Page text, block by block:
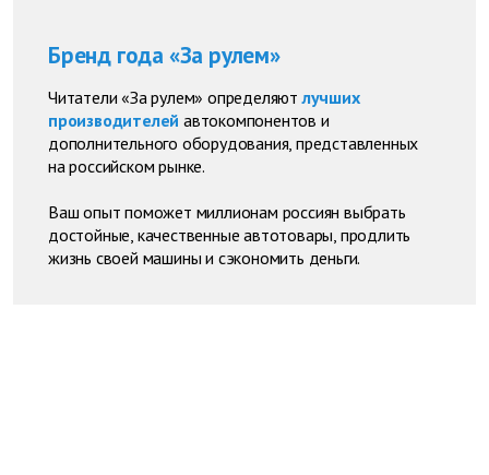
Бренд года «За рулем»
Читатели «За рулем» определяют лучших
производителей автокомпонентов и
дополнительного оборудования, представленных
на российском рынке.
Ваш опыт поможет миллионам россиян выбрать
достойные, качественные автотовары, продлить
жизнь своей машины и сэкономить деньги.